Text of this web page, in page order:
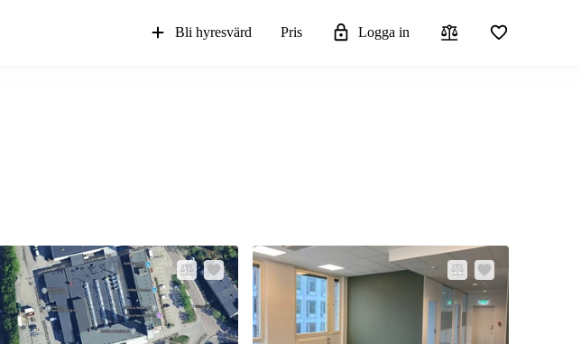
Bli hyresvärd Pris Logga in